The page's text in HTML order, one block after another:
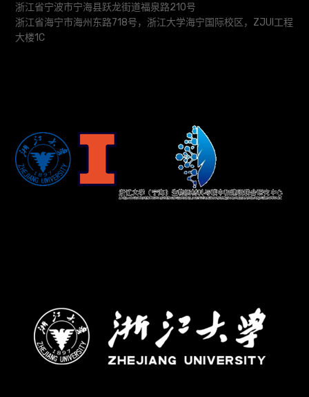
浙江省宁波市宁海县跃龙街道福泉路210号
浙江省海宁市海州东路718号，浙江大学海宁国际校区，ZJUI工程
大楼1C